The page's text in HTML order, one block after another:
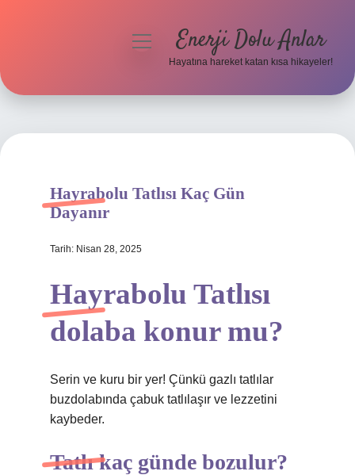
Hakkımızda
menüyüEnerji Dolu Anlar
Hayatına hareket katan kısa hikayeler!
Hayrabolu Tatlısı Kaç Gün
Dayanır
Tarih: Nisan 28, 2025
Hayrabolu Tatlısı
dolaba konur mu?
Serin ve kuru bir yer! Çünkü gazlı tatlılar
buzdolabında çabuk tatlılaşır ve lezzetini
kaybeder.
Tatlı kaç günde bozulur?